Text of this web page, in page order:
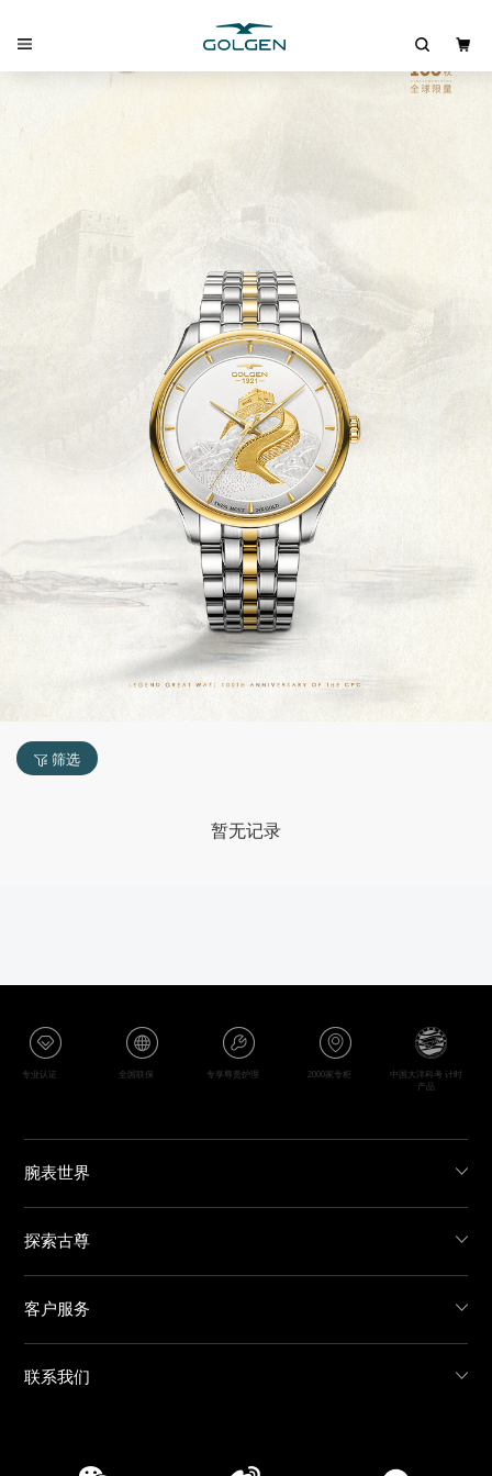
筛选
暂无记录
专业认证 全国联保 专享尊贵护理 2000家专柜
中国大洋科考 计时
产品
腕表世界
探索古尊
客户服务
联系我们